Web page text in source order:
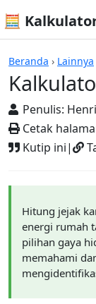
🧮
Beranda › Lainnya
Penulis:
Cetak
Kutip ini|
Hitung jejak
energi rumah
pilihan gaya
memahami